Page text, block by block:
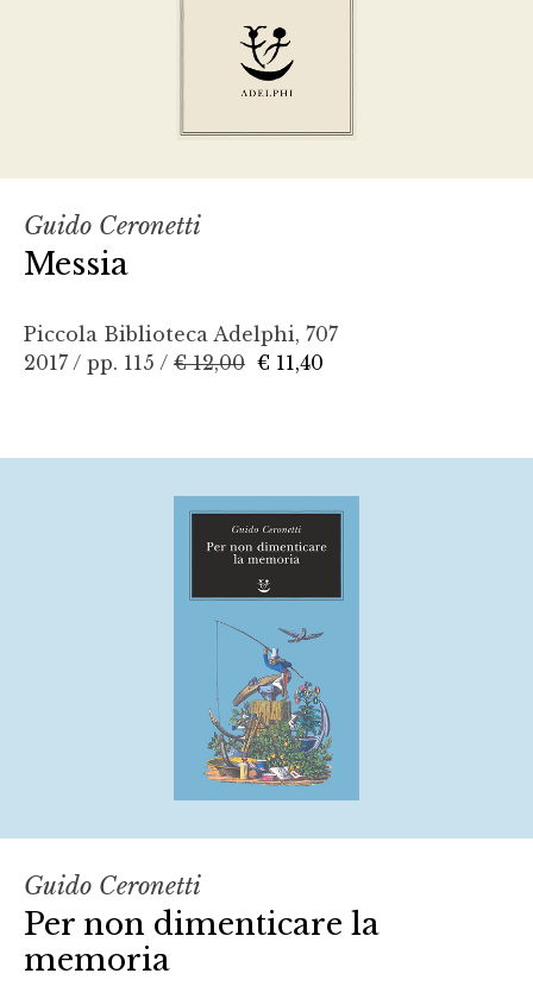
Guido Ceronetti
Messia
Piccola Biblioteca Adelphi, 707
2017 / pp. 115 / € 12,00 € 11,40
Guido Ceronetti
Per non dimenticare la
memoria